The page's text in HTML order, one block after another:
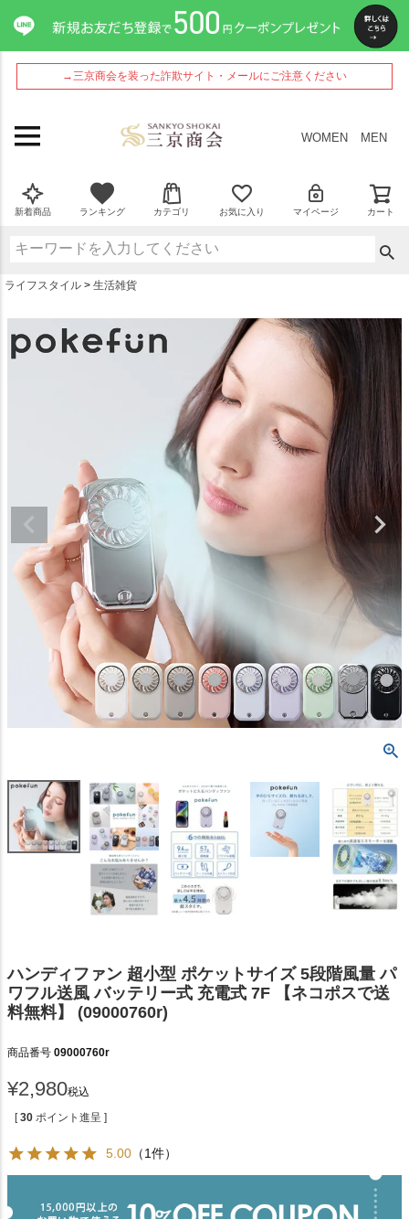
→三京商会を装った詐欺サイト・メールにご注意ください
WOMEN MEN
新着商品 ランキング カテゴリ お気に入り マイページ カート
ライフスタイル 生活雑貨
ハンディファン 超小型 ポケットサイズ 5段階風量 パ
ワフル送風 バッテリー式 充電式 7F 【ネコポスで送
料無料】 (09000760r)
商品番号 09000760r
¥2,980税込
[ 30 ポイント進呈 ]
5.00 （1件）
ペー
ジト
ップ
へ